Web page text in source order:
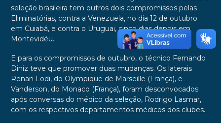
seleção brasileira tem outros dois compromissos pelas
Eliminatórias, contra a Venezuela, no dia 12 de outubro
em Cuiabá, e contra o Uruguai, cinco dias depois em
Montevidéu.
E para os compromissos de outubro, o técnico Fernando
Diniz teve que promover duas mudanças. Os laterais
Renan Lodi, do Olympique de Marseille (França), e
Vanderson, do Monaco (França), foram desconvocados
após conversas do médico da seleção, Rodrigo Lasmar,
com os respectivos departamentos médicos dos clubes.